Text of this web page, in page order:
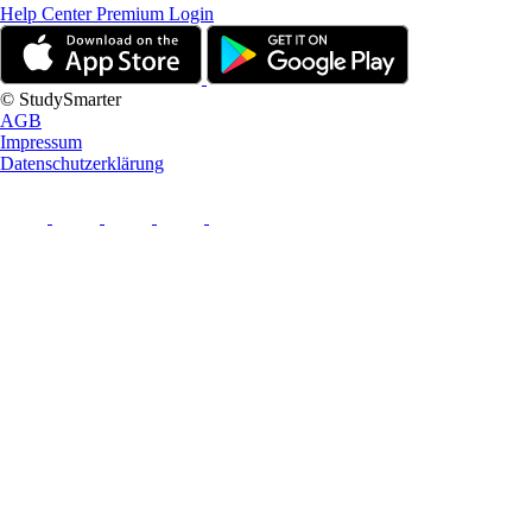
Help CenterPremium Login
© StudySmarter
AGB
Impressum
Datenschutzerklärung